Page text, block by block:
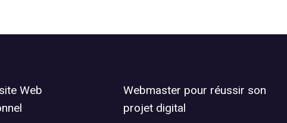
Web
Webmaster pour réussir son
projet digital